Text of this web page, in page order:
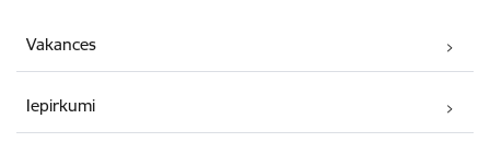
Vakances
Iepirkumi